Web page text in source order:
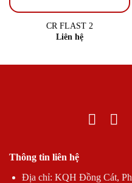
CR FLAST 2
Liên hệ
Thông tin liên hệ
Địa chỉ: KQH Đồng Cát,